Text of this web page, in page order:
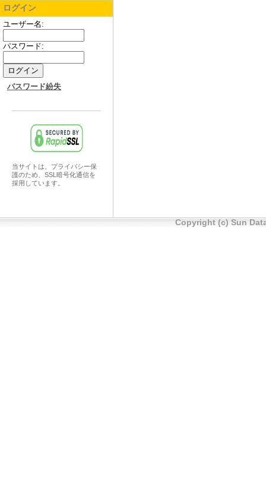
ログイン
ユーザー名:
パスワード:
パスワード紛失
当サイトは、プライバシー保
護のため、SSL暗号化通信を
採用しています。
Copyright (c) Sun